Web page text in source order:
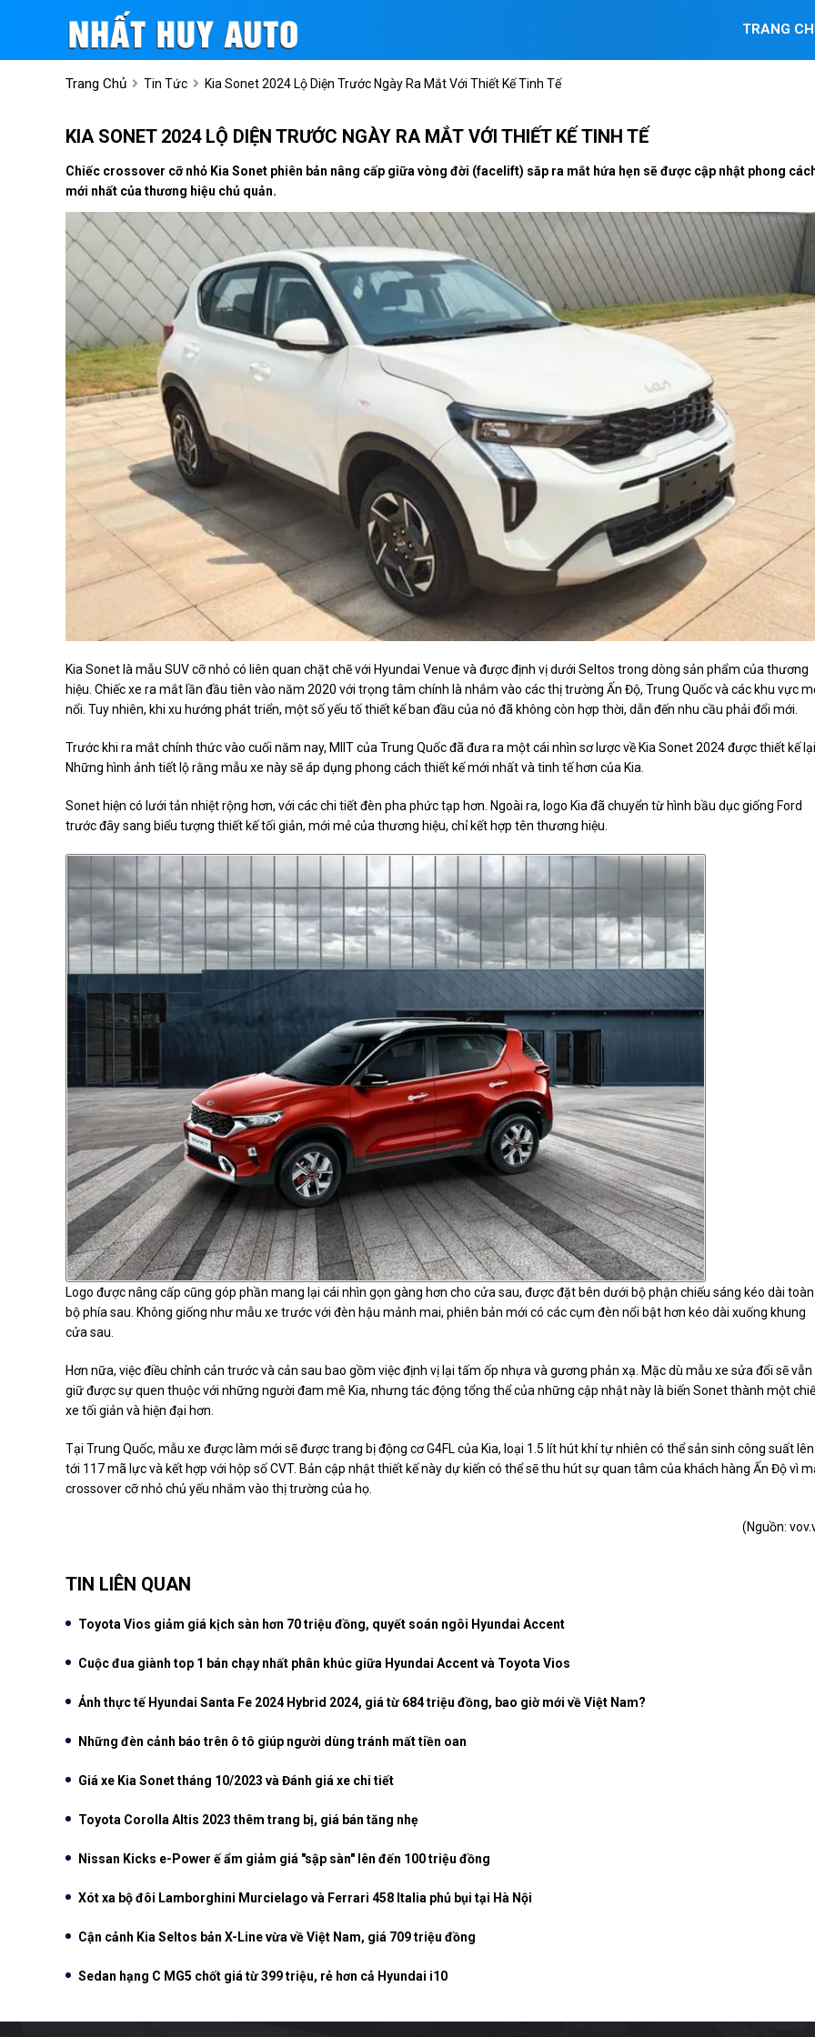
TRANG
Trang Chủ Tin Tức Kia Sonet 2024 Lộ Diện Trước Ngày Ra Mắt Với Thiết Kế Tinh Tế
KIA SONET 2024 LỘ DIỆN TRƯỚC NGÀY RA MẮT VỚI THIẾT KẾ TINH TẾ
Chiếc crossover cỡ nhỏ Kia Sonet phiên bản nâng cấp giữa vòng đời (facelift) săp ra mắt hứa hẹn sẽ được cập nhật phong
mới nhất của thương hiệu chủ quản.
Kia Sonet là mẫu SUV cỡ nhỏ có liên quan chặt chẽ với Hyundai Venue và được định vị dưới Seltos trong dòng sản phẩm của thương
hiệu. Chiếc xe ra mắt lần đầu tiên vào năm 2020 với trọng tâm chính là nhắm vào các thị trường Ấn Độ, Trung Quốc và các khu vực
nổi. Tuy nhiên, khi xu hướng phát triển, một số yếu tố thiết kế ban đầu của nó đã không còn hợp thời, dẫn đến nhu cầu phải đổi mới.
Trước khi ra mắt chính thức vào cuối năm nay, MIIT của Trung Quốc đã đưa ra một cái nhìn sơ lược về Kia Sonet 2024 được thiết kế
Những hình ảnh tiết lộ rằng mẫu xe này sẽ áp dụng phong cách thiết kế mới nhất và tinh tế hơn của Kia.
Sonet hiện có lưới tản nhiệt rộng hơn, với các chi tiết đèn pha phức tạp hơn. Ngoài ra, logo Kia đã chuyển từ hình bầu dục giống Ford
trước đây sang biểu tượng thiết kế tối giản, mới mẻ của thương hiệu, chỉ kết hợp tên thương hiệu.
Logo được nâng cấp cũng góp phần mang lại cái nhìn gọn gàng hơn cho cửa sau, được đặt bên dưới bộ phận chiếu sáng kéo dài toàn
bộ phía sau. Không giống như mẫu xe trước với đèn hậu mảnh mai, phiên bản mới có các cụm đèn nổi bật hơn kéo dài xuống khung
cửa sau.
Hơn nữa, việc điều chỉnh cản trước và cản sau bao gồm việc định vị lại tấm ốp nhựa và gương phản xạ. Mặc dù mẫu xe sửa đổi sẽ vẫn
giữ được sự quen thuộc với những người đam mê Kia, nhưng tác động tổng thể của những cập nhật này là biến Sonet thành một
xe tối giản và hiện đại hơn.
Tại Trung Quốc, mẫu xe được làm mới sẽ được trang bị động cơ G4FL của Kia, loại 1.5 lít hút khí tự nhiên có thể sản sinh công suất lên
tới 117 mã lực và kết hợp với hộp số CVT. Bản cập nhật thiết kế này dự kiến có thể sẽ thu hút sự quan tâm của khách hàng Ấn Độ vì
crossover cỡ nhỏ chủ yếu nhắm vào thị trường của họ.
(Nguồn:
TIN LIÊN QUAN
Toyota Vios giảm giá kịch sàn hơn 70 triệu đồng, quyết soán ngôi Hyundai Accent
Cuộc đua giành top 1 bán chạy nhất phân khúc giữa Hyundai Accent và Toyota Vios
Ảnh thực tế Hyundai Santa Fe 2024 Hybrid 2024, giá từ 684 triệu đồng, bao giờ mới về Việt Nam?
Những đèn cảnh báo trên ô tô giúp người dùng tránh mất tiền oan
Giá xe Kia Sonet tháng 10/2023 và Đánh giá xe chi tiết
Toyota Corolla Altis 2023 thêm trang bị, giá bán tăng nhẹ
Nissan Kicks e-Power ế ẩm giảm giá "sập sàn" lên đến 100 triệu đồng
Xót xa bộ đôi Lamborghini Murcielago và Ferrari 458 Italia phủ bụi tại Hà Nội
Cận cảnh Kia Seltos bản X-Line vừa về Việt Nam, giá 709 triệu đồng
Sedan hạng C MG5 chốt giá từ 399 triệu, rẻ hơn cả Hyundai i10